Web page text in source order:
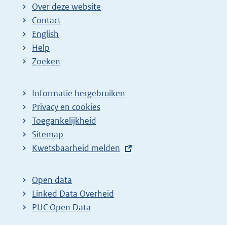
Over deze website
Contact
English
Help
Zoeken
Informatie hergebruiken
Privacy en cookies
Toegankelijkheid
Sitemap
E
t
e
r
Kwetsbaarheid melden
Open data
Linked Data Overheid
PUC Open Data